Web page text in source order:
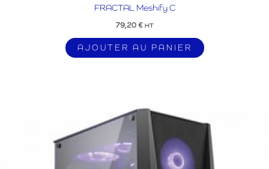
FRACTAL Meshify C
79,20 € HT
AJOUTER AU PANIER